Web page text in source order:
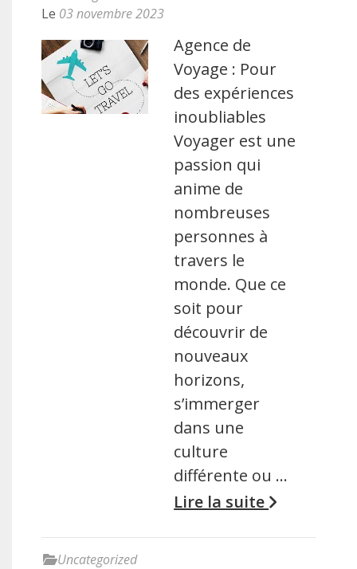
Le 03 novembre 2023
Agence de
Voyage : Pour
des expériences
inoubliables
Voyager est une
passion qui
anime de
nombreuses
personnes à
travers le
monde. Que ce
soit pour
découvrir de
nouveaux
horizons,
s’immerger
dans une
culture
différente ou …
Lire la suite
Uncategorized